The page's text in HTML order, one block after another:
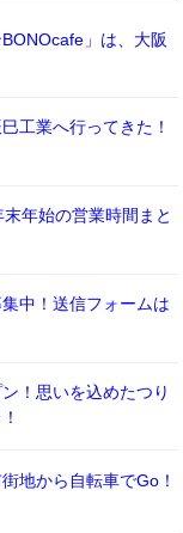
」は、大阪
工業へ行ってきた！
年始の営業時間まと
中！送信フォームは
！思いを込めたつり
地から自転車でGo！